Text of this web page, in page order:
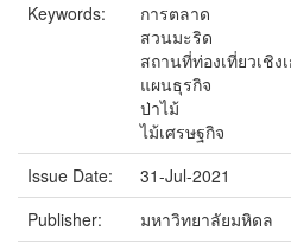
Keywords:
การตลาด
สวนมะริด
สถานที่ท่องเที่ยวเชิง
แผนธุรกิจ
ป่าไม้
ไม้เศรษฐกิจ
Issue Date:
31-Jul-2021
Publisher:
มหาวิทยาลัยมหิดล